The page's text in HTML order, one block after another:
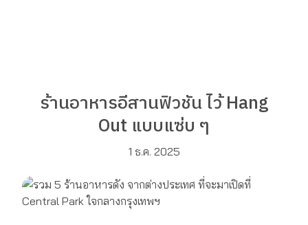
ร้านอาหารอีสานฟิวชัน ไว้ Hang
Out แบบแซ่บ ๆ
1 ธ.ค. 2025